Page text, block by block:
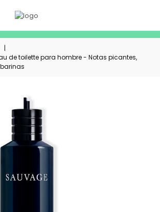
|
de toilette para hombre - Notas picantes,